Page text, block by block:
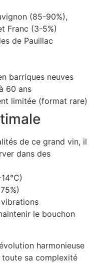
(85-90%),
Franc (3-5%)
de Pauillac
barriques neuves
60 ans
limitée (format rare)
de ce grand vin, il
dans des
vibrations
le bouchon
harmonieuse
sa complexité